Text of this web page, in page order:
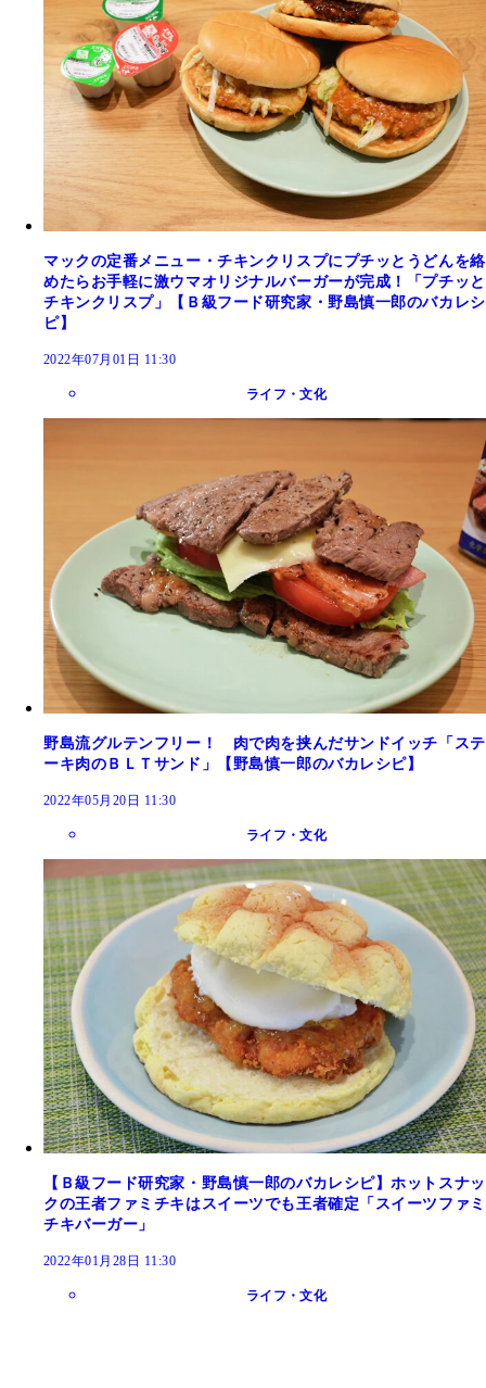
マックの定番メニュー・チキンクリスプにプチッとうどんを絡
めたらお手軽に激ウマオリジナルバーガーが完成！「プチッと
チキンクリスプ」【Ｂ級フード研究家・野島慎一郎のバカレシ
ピ】
2022年07月01日 11:30
ライフ・文化
野島流グルテンフリー！ 肉で肉を挟んだサンドイッチ「ステ
ーキ肉のＢＬＴサンド」【野島慎一郎のバカレシピ】
2022年05月20日 11:30
ライフ・文化
【Ｂ級フード研究家・野島慎一郎のバカレシピ】ホットスナッ
クの王者ファミチキはスイーツでも王者確定「スイーツファミ
チキバーガー」
2022年01月28日 11:30
ライフ・文化